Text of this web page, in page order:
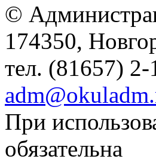
©
174350,
тел. (81657)
При
обязательна